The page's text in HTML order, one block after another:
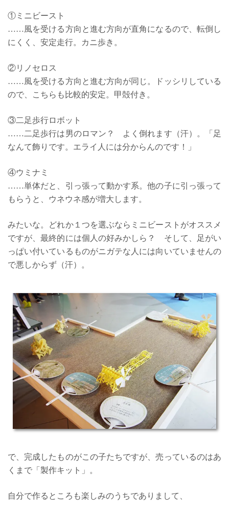
①ミニビースト
……風を受ける方向と進む方向が直角になるので、転倒し
にくく、安定走行。カニ歩き。
②リノセロス
……風を受ける方向と進む方向が同じ。ドッシリしている
ので、こちらも比較的安定。甲殻付き。
③二足歩行ロボット
……二足歩行は男のロマン？ よく倒れます（汗）。「足
なんて飾りです。エライ人には分からんのです！」
④ウミナミ
……単体だと、引っ張って動かす系。他の子に引っ張って
もらうと、ウネウネ感が増大します。
みたいな。どれか１つを選ぶならミニビーストがオススメ
ですが、最終的には個人の好みかしら？ そして、足がい
っぱい付いているものがニガテな人には向いていませんの
で悪しからず（汗）。
で、完成したものがこの子たちですが、売っているのはあ
くまで「製作キット」。
自分で作るところも楽しみのうちでありまして、